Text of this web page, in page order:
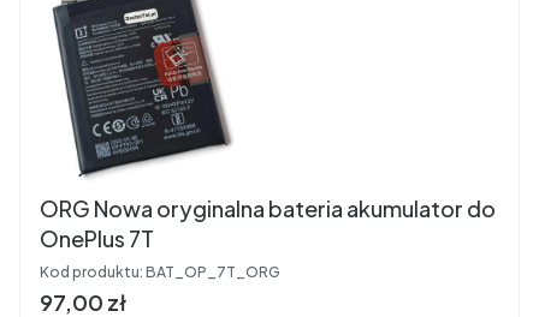
ORG Nowa oryginalna bateria akumulator do
OnePlus 7T
Kod produktu: BAT_OP_7T_ORG
Cena
97,00 zł